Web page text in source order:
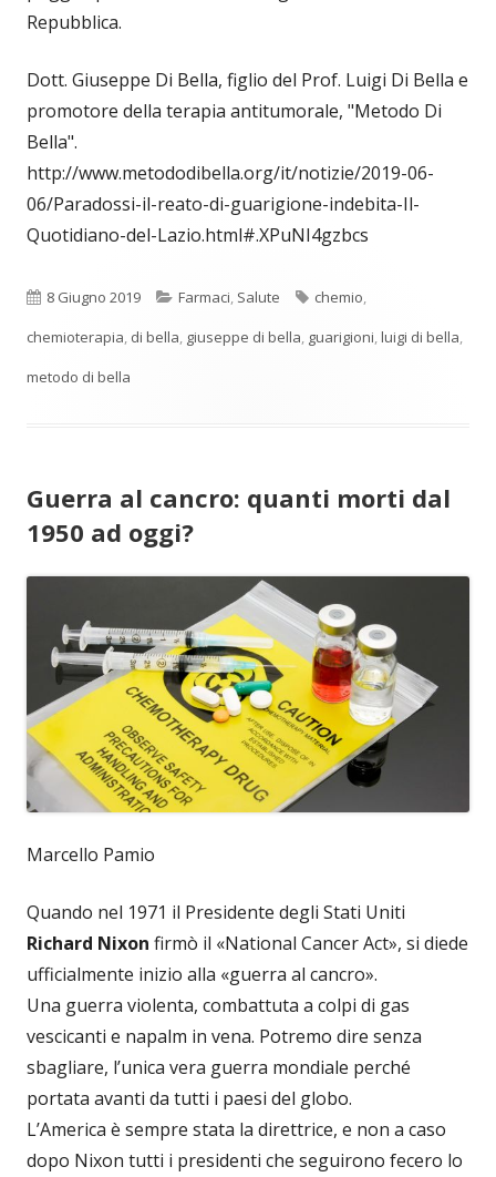
Repubblica.
Dott. Giuseppe Di Bella, figlio del Prof. Luigi Di Bella e
promotore della terapia antitumorale, "Metodo Di
Bella".
http://www.metododibella.org/it/notizie/2019-06-
06/Paradossi-il-reato-di-guarigione-indebita-Il-
Quotidiano-del-Lazio.html#.XPuNI4gzbcs
Pubblicato
8 Giugno 2019 Categorie
Farmaci, Salute Tag
chemio,
chemioterapia, di bella, giuseppe di bella, guarigioni,luigi di bella,
metodo di bella
Guerra al cancro: quanti morti dal
1950 ad oggi?
Marcello Pamio
Quando nel 1971 il Presidente degli Stati Uniti
Richard Nixon firmò il «National Cancer Act», si diede
ufficialmente inizio alla «guerra al cancro».
Una guerra violenta, combattuta a colpi di gas
vescicanti e napalm in vena. Potremo dire senza
sbagliare, l’unica vera guerra mondiale perché
portata avanti da tutti i paesi del globo.
L’America è sempre stata la direttrice, e non a caso
dopo Nixon tutti i presidenti che seguirono fecero lo